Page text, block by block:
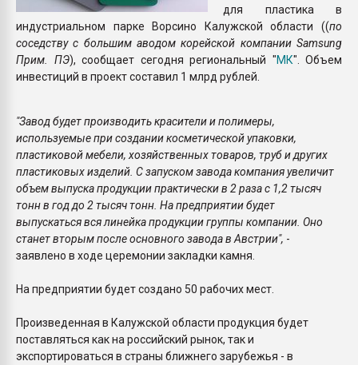
для пластика в
индустриальном парке Ворсино Калужской области ((по
соседству с большим аводом корейской компании Samsung
Прим. ПЭ), сообщает сегодня региональный "МК". Объем
инвестиций в проект составил 1 млрд рублей.
"Завод будет производить красители и полимеры,
используемые при создании косметической упаковки,
пластиковой мебели, хозяйственных товаров, труб и других
пластиковых изделий. С запуском завода компания увеличит
объем выпуска продукции практически в 2 раза с 1,2 тысяч
тонн в год до 2 тысяч тонн. На предприятии будет
выпускаться вся линейка продукции группы компании. Оно
станет вторым после основного завода в Австрии", -
заявлено в ходе церемонии закладки камня.
На предприятии будет создано 50 рабочих мест.
Произведенная в Калужской области продукция будет
поставляться как на российский рынок, так и
экспортироваться в страны ближнего зарубежья - в